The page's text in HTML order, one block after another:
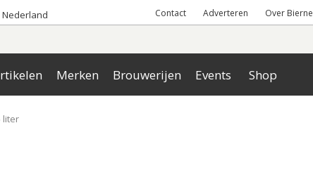
Contact Adverteren Over
Merken Brouwerijen Events Shop
liter